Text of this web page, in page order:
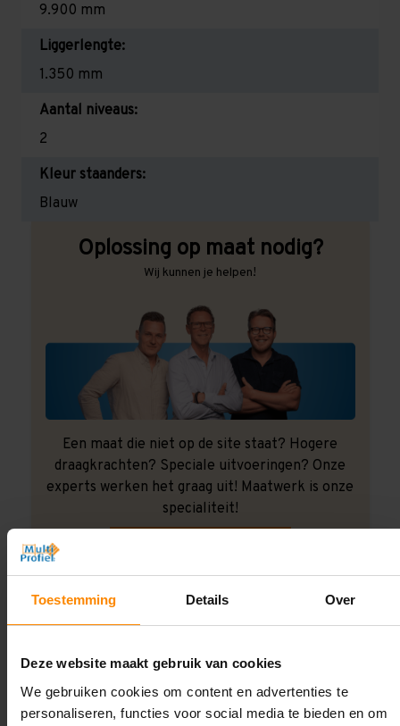
Toestemming Details Over
Deze website maakt gebruik van cookies
We gebruiken cookies om content en advertenties te
personaliseren, functies voor social media te bieden en om
9.900 mm
Liggerlengte:
1.350 mm
Aantal niveaus:
2
Kleur staanders:
Blauw
Oplossing op maat nodig?
Wij kunnen je helpen!
Een maat die niet op de site staat? Hogere
draagkrachten? Speciale uitvoeringen? Onze
experts werken het graag uit! Maatwerk is onze
specialiteit!
Montage uitbesteden?
Laat ons het doen!